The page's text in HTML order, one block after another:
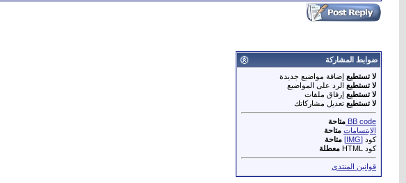
ضوابط المشاركة
لا تستطيع إضافة مواضيع جديدة
لا تستطيع الرد على المواضيع
لا تستطيع إرفاق ملفات
لا تستطيع تعديل مشاركاتك
BB code متاحة
الابتسامات متاحة
كود [IMG]
متاحة
كود HTML
معطلة
قوانين المنتدى